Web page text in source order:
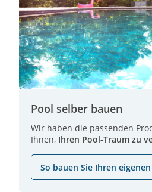
Pool selber bauen
Wir haben die passenden
Ihnen, Ihren Pool-Traum zu
So bauen Sie Ihren